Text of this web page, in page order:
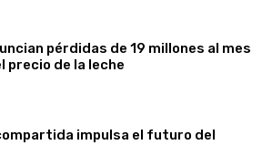
pérdidas de 19 millones al mes
precio de la leche
impulsa el futuro del